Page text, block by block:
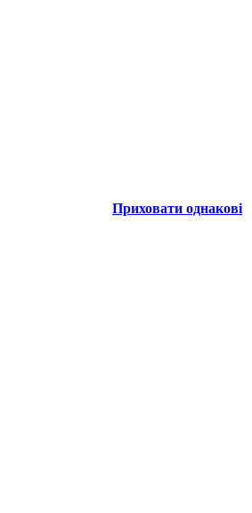
Приховати однакові